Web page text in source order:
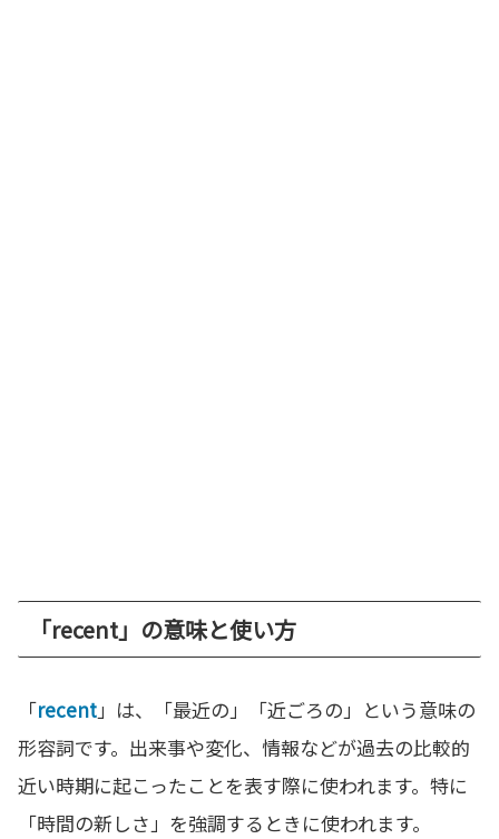
「recent」の意味と使い方
「recent」は、「最近の」「近ごろの」という意味の
形容詞です。出来事や変化、情報などが過去の比較的
近い時期に起こったことを表す際に使われます。特に
「時間の新しさ」を強調するときに使われます。